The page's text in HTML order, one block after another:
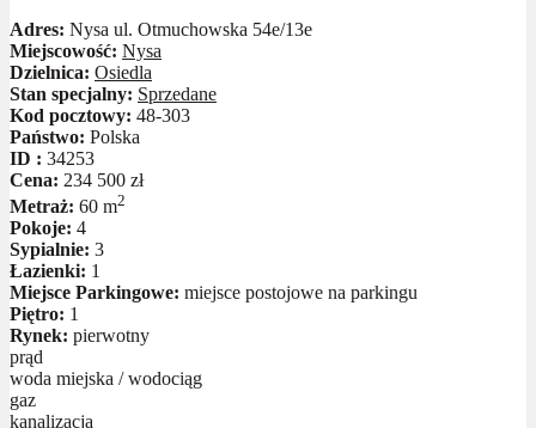
Adres: Nysa ul. Otmuchowska 54e/13e
Miejscowość: Nysa
Dzielnica: Osiedla
Stan specjalny: Sprzedane
Kod pocztowy: 48-303
Państwo: Polska
ID : 34253
Cena: 234 500 zł
Metraż: 60 m2
Pokoje: 4
Sypialnie: 3
Łazienki: 1
Miejsce Parkingowe: miejsce postojowe na parkingu
Piętro: 1
Rynek: pierwotny
prąd
woda miejska / wodociąg
gaz
kanalizacja